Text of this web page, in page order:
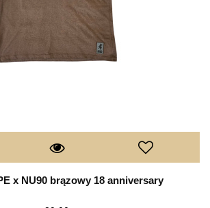
x NU90 brązowy 18 anniversary